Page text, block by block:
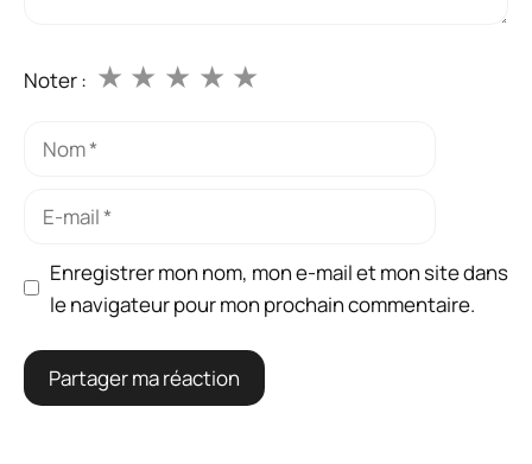
Noter : ★
★
★
★
★
Nom
Enregistrer mon nom, mon e-mail et mon site dans
le navigateur pour mon prochain commentaire.